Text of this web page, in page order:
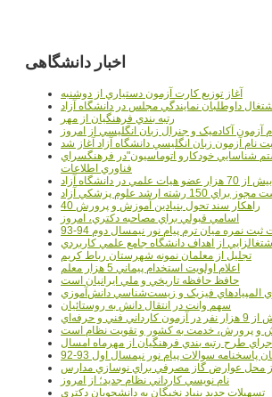
اخبار دانشگاهی
آغاز توزيع کارت آزمون دستياري از دوشنبه
داوطلبان نمايندگي مجلس در دانشگاه آزاد
رتبه بندي فرهنگيان از مهر
آزمون آکادميک و جنرال زبان انگليسي از امروز
نام آزمون زبان انگليسي دانشگاه آزاد آغاز شد
شناسايي خودکارو اتوماسيون"در فرهنگسراي
فناوري اطلاعات
علمي در دانشگاه آزاد
150 رشته ارشد علوم پزشکي آزاد
40 راهکار سند تحول بنيادين آموزش و پرورش
اسامي قبولي براي مصاحبه دکتري، امروز
نمره میان ترم پیام نور نیمسال دوم 94-93
از اهداف دانشگاه جامع علمي کاربردي
تجليل از معلمان نمونه شهرستان رباط کريم
اعلام اولويت استخدام پيماني 5 هزار معلم
حافظ حافظه تاريخي و ملي ايرانيان است
المپيادهاي فيزيک و زيست‌شناسي دانش‌آموزي
سهم وانت در انتقال دانش به روستائيان
فني و حرفه‌اي
و پرورش، خدمت به کشور و تقويت نظام است
طرح رتبه بندي فرهنگيان از مهرماه امسال
پاسخنامه سوالات پیام نور نیمسال اول 93-92
نام نويسي کارداني نظام جديد؛ از امروز
تسهيلات جديد بنياد نخبگان به دانشجويان دکتري